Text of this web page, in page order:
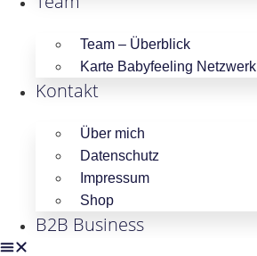
Team – Überblick
Karte Babyfeeling Netzwerk
Kontakt
Über mich
Datenschutz
Impressum
Shop
B2B Business